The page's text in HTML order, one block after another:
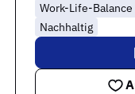
Work-Life-Balance
Nachhaltig